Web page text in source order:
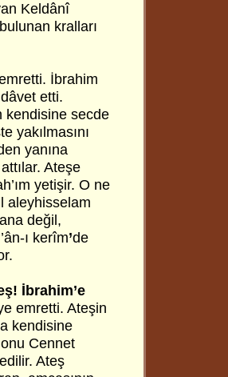
Keldânî
kralları
İbrahim
etti.
kendisine secde
yakılmasını
yanına
Ateşe
yetişir. O ne
aleyhisselam
değil,
ı kerîm’de
İbrahim’e
emretti. Ateşin
kendisine
Cennet
Ateş